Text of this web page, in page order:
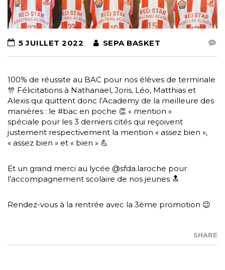
5 JUILLET 2022 SEPA BASKET
100% de réussite au BAC pour nos élèves de terminale
🎊 Félicitations à Nathanael, Joris, Léo, Matthias et
Alexis qui quittent donc l’Academy de la meilleure des
manières : le #bac en poche 👏 « mention »
spéciale pour les 3 derniers cités qui reçoivent
justement respectivement la mention « assez bien »,
« assez bien » et « bien » 💪
Et un grand merci au lycée @sfda.laroche pour
l’accompagnement scolaire de nos jeunes 🔝
Rendez-vous à la rentrée avec la 3ème promotion 😉
SHARE